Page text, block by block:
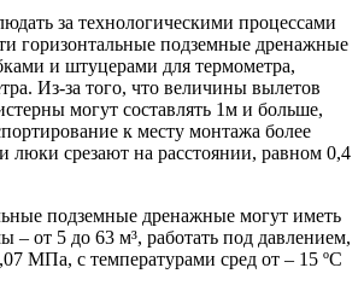
за технологическими процессами
горизонтальные подземные дренажные
и штуцерами для термометра,
Из-за того, что величины вылетов
могут составлять 1м и больше,
к месту монтажа более
люки срезают на расстоянии, равном 0,4
подземные дренажные могут иметь
– от 5 до 63 м³, работать под давлением,
МПа, с температурами сред от – 15 ºС